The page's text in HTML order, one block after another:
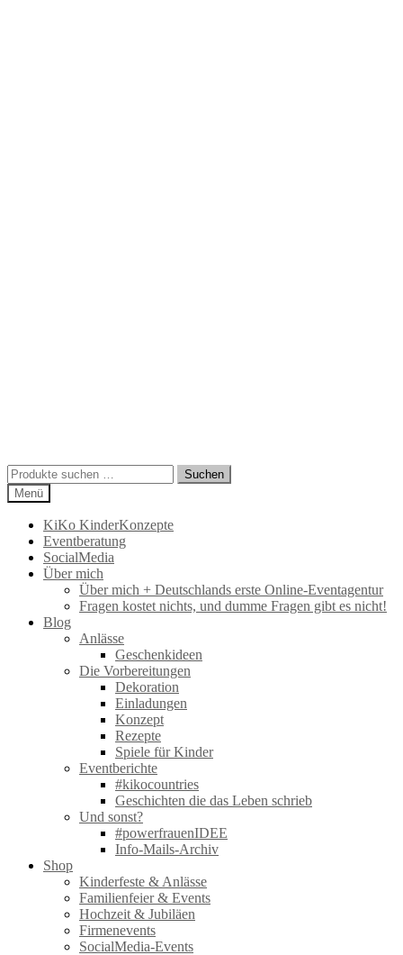
Suchen
nach:
Suchen
Menü
KiKo KinderKonzepte
Eventberatung
SocialMedia
Über mich
Über mich + Deutschlands erste Online-Eventagentur
Fragen kostet nichts, und dumme Fragen gibt es nicht!
Blog
Anlässe
Geschenkideen
Die Vorbereitungen
Dekoration
Einladungen
Konzept
Rezepte
Spiele für Kinder
Eventberichte
#kikocountries
Geschichten die das Leben schrieb
Und sonst?
#powerfrauenIDEE
Info-Mails-Archiv
Shop
Kinderfeste & Anlässe
Familienfeier & Events
Hochzeit & Jubiläen
Firmenevents
SocialMedia-Events